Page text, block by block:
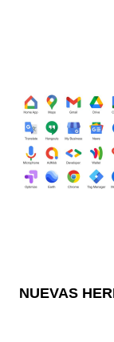
NUEVAS